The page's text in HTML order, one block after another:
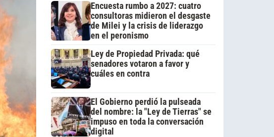
Encuesta rumbo a 2027: cuatro
consultoras midieron el desgaste
de Milei y la crisis de liderazgo
en el peronismo
Ley de Propiedad Privada: qué
senadores votaron a favor y
cuáles en contra
El Gobierno perdió la pulseada
del nombre: la "Ley de Tierras" se
impuso en toda la conversación
digital